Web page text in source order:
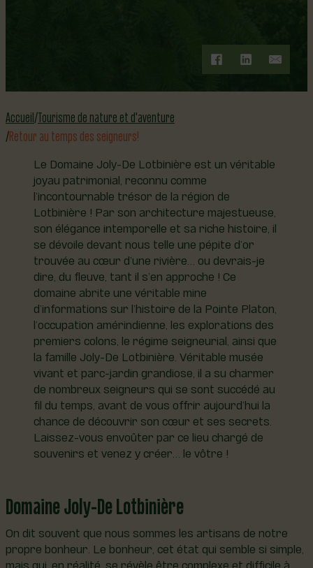
Accueil Tourisme de nature et d'aventure
Retour au temps des seigneurs!
Le Domaine Joly-De Lotbinière est un véritable
joyau patrimonial, reconnu comme
l’incontournable trésor de la région de
Lotbinière ! Par son architecture majestueuse,
son élégance intemporelle et sa riche histoire, il
se dévoile devant nous telle une pépite d’or
trouvée au cœur d’une rivière… ou devrais-je
dire, du fleuve, tant il s’en approche ! Ce
domaine abrite une véritable mine
d’informations sur l’histoire de la Pointe Platon,
l’occupation amérindienne, les explorations des
premiers colons, le régime seigneurial, ainsi que
la famille Joly-De Lotbinière. Véritable musée
vivant et parc-jardin grandiose, il a su charmer
de nombreux seigneurs qui se sont succédé au
fil du temps, avant de vous offrir aujourd’hui la
chance de découvrir son cœur et ses secrets.
Laissez-vous envoûter par ce lieu chargé de
souvenirs et venez y créer… le vôtre !
Domaine Joly-De Lotbinière
On dit souvent que nous sommes les artisans de notre
propre bonheur. Le bonheur, cet état qui semble si simple,
mais qui, en réalité, se révèle être complexe et difficile à